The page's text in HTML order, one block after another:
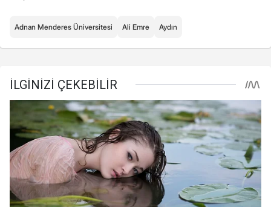
Adnan Menderes Üniversitesi Ali Emre Aydın